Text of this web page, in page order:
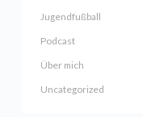
Jugendfußball
Podcast
Über mich
Uncategorized